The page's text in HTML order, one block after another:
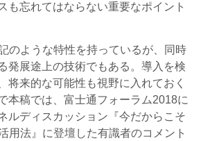
も忘れてはならない重要なポイント
のような特性を持っているが、同時
発展途上の技術でもある。導入を検
将来的な可能性も視野に入れておく
本稿では、富士通フォーラム2018に
ルディスカッション『今だからこそ
用法』に登壇した有識者のコメント